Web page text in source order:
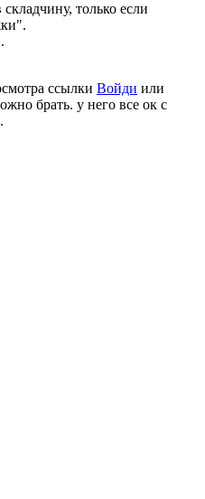
только если
ссылки Войди или
брать. у него все ок с